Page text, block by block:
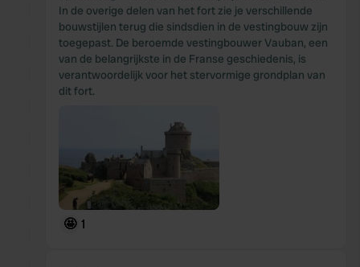
In de overige delen van het fort zie je verschillende
bouwstijlen terug die sindsdien in de vestingbouw zijn
toegepast. De beroemde vestingbouwer Vauban, een
van de belangrijkste in de Franse geschiedenis, is
verantwoordelijk voor het stervormige grondplan van
dit fort.
🤩 1